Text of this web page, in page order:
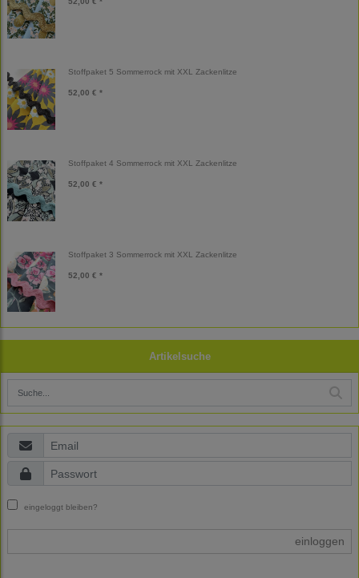
Stoffpaket 5 Sommerrock mit XXL Zackenlitze
52,00 € *
Stoffpaket 4 Sommerrock mit XXL Zackenlitze
52,00 € *
Stoffpaket 3 Sommerrock mit XXL Zackenlitze
52,00 € *
Artikelsuche
eingeloggt bleiben?
einloggen